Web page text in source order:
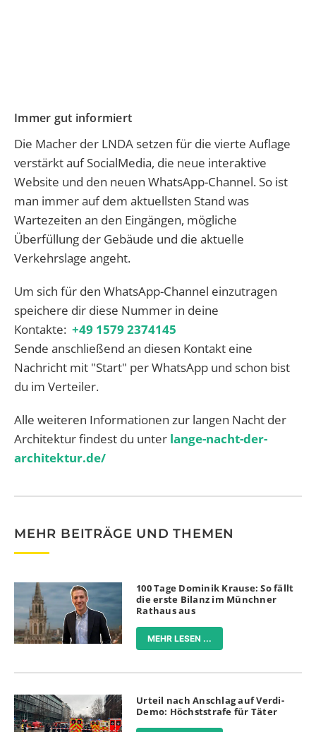
Immer gut informiert
Die Macher der LNDA setzen für die vierte Auflage
verstärkt auf SocialMedia, die neue interaktive
Website und den neuen WhatsApp-Channel. So ist
man immer auf dem aktuellsten Stand was
Wartezeiten an den Eingängen, mögliche
Überfüllung der Gebäude und die aktuelle
Verkehrslage angeht.
Um sich für den WhatsApp-Channel einzutragen
speichere dir diese Nummer in deine
Kontakte: +49 1579 2374145
Sende anschließend an diesen Kontakt eine
Nachricht mit "Start" per WhatsApp und schon bist
du im Verteiler.
Alle weiteren Informationen zur langen Nacht der
Architektur findest du unter lange-nacht-der-
architektur.de/
MEHR BEITRÄGE UND THEMEN
100 Tage Dominik Krause: So fällt
die erste Bilanz im Münchner
Rathaus aus
MEHR LESEN ...
Urteil nach Anschlag auf Verdi-
Demo: Höchststrafe für Täter